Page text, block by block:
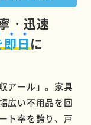
・迅速
即日に
アール」。家具
広い不用品を回
ト率を誇り、戸